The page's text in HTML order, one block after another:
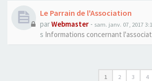
Le Parrain de l'Association
parWebmaster - sam. janv. 07, 2017
s Informations concernant
1 2 3 4